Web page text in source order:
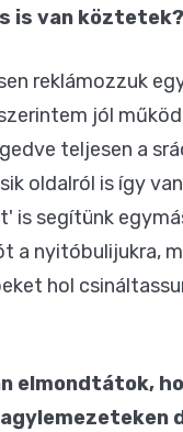
is van köztetek?
reklámozzuk
jól
teljesen a
oldalról is így
is segítünk
a nyitóbulijukra,
hol
elmondtátok,